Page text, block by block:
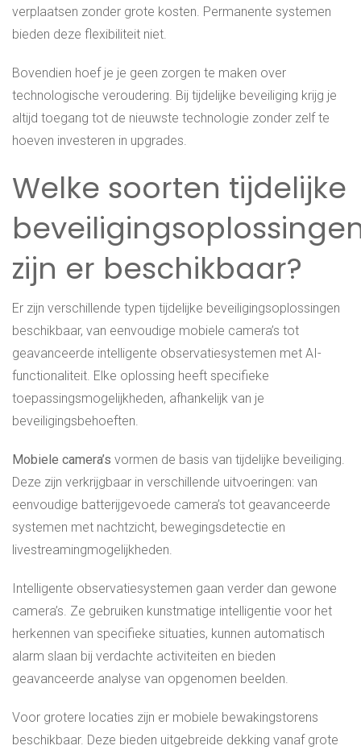
verplaatsen zonder grote kosten. Permanente systemen
bieden deze flexibiliteit niet.
Bovendien hoef je je geen zorgen te maken over
technologische veroudering. Bij tijdelijke beveiliging krijg je
altijd toegang tot de nieuwste technologie zonder zelf te
hoeven investeren in upgrades.
Welke soorten tijdelijke
zijn er beschikbaar?
Er zijn verschillende typen tijdelijke beveiligingsoplossingen
beschikbaar, van eenvoudige mobiele camera’s tot
geavanceerde intelligente observatiesystemen met AI-
functionaliteit. Elke oplossing heeft specifieke
toepassingsmogelijkheden, afhankelijk van je
beveiligingsbehoeften.
Mobiele camera’s vormen de basis van tijdelijke beveiliging.
Deze zijn verkrijgbaar in verschillende uitvoeringen: van
eenvoudige batterijgevoede camera’s tot geavanceerde
systemen met nachtzicht, bewegingsdetectie en
livestreamingmogelijkheden.
Intelligente observatiesystemen gaan verder dan gewone
camera’s. Ze gebruiken kunstmatige intelligentie voor het
herkennen van specifieke situaties, kunnen automatisch
alarm slaan bij verdachte activiteiten en bieden
geavanceerde analyse van opgenomen beelden.
Voor grotere locaties zijn er mobiele bewakingstorens
beschikbaar. Deze bieden uitgebreide dekking vanaf grote